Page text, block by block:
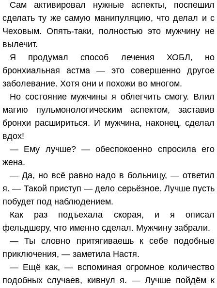
Сам активировал нужные аспекты, поспешил
сделать ту же самую манипуляцию, что делал и с
Чеховым. Опять-таки, полностью это мужчину не
вылечит.
Я продумал способ лечения ХОБЛ, но
бронхиальная астма — это совершенно другое
заболевание. Хотя они и похожи во многом.
Но состояние мужчины я облегчить смогу. Влил
магию пульмонологическим аспектом, заставив
бронхи расшириться. И мужчина, наконец, сделал
вдох!
— Ему лучше? — обеспокоенно спросила его
жена.
— Да, но всё равно надо в больницу, — ответил
я. — Такой приступ — дело серьёзное. Лучше пусть
побудет под наблюдением.
Как раз подъехала скорая, и я описал
фельдшеру, что именно сделал. Мужчину забрали.
— Ты словно притягиваешь к себе подобные
приключения, — заметила Настя.
— Ещё как, — вспоминая огромное количество
подобных случаев, кивнул я. — Лучше пойдём к